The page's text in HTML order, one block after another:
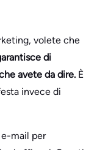
volete che
di
avete da dire. È
invece di
mail per